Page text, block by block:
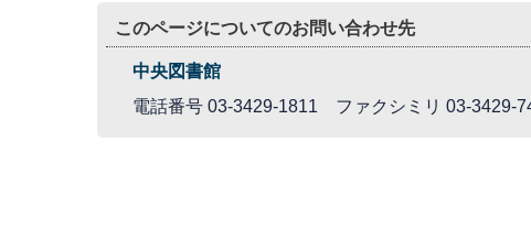
このページについてのお問い合わせ先
中央図書館
電話番号 03-3429-1811 ファクシミリ 03-3429-